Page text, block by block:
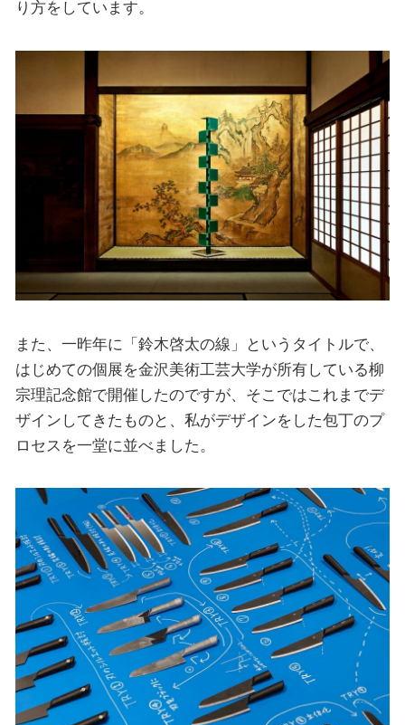
り方をしています。
また、一昨年に「鈴木啓太の線」というタイトルで、
はじめての個展を金沢美術工芸大学が所有している柳
宗理記念館で開催したのですが、そこではこれまでデ
ザインしてきたものと、私がデザインをした包丁のプ
ロセスを一堂に並べました。